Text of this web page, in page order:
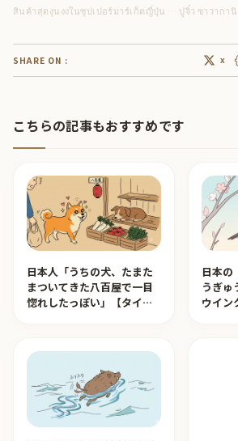
SHARE ON : X
こちらの記事もおすすめです
日本人「うちの犬、たまた
まついてきた八百屋で一目
惚れしたっぽい」【タイ人
日本の
うぎゅ
ウイン